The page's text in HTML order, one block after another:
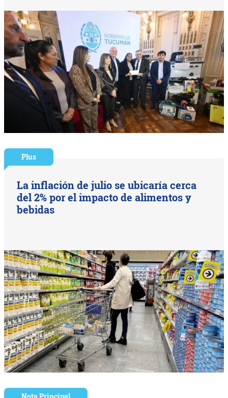
Plus
La inflación de julio se ubicaría cerca
del 2% por el impacto de alimentos y
bebidas